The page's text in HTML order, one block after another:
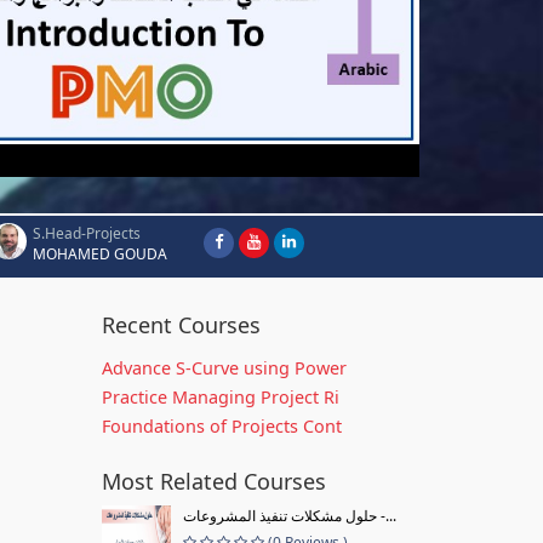
S.Head-Projects
MOHAMED GOUDA
Recent Courses
Advance S-Curve using Power
Practice Managing Project Ri
Foundations of Projects Cont
Most Related Courses
حلول مشكلات تنفيذ المشروعات -...